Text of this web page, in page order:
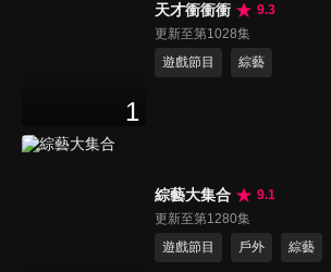
1
天才衝衝衝
9.3
更新至第1028集
遊戲節目
綜藝
綜藝大集合
9.1
更新至第1280集
遊戲節目
戶外 綜藝